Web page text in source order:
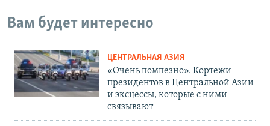
Вам будет интересно
ЦЕНТРАЛЬНАЯ АЗИЯ
«Очень помпезно». Кортежи
президентов в Центральной Азии
и эксцессы, которые с ними
связывают